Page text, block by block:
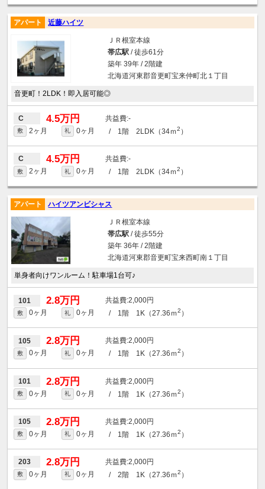
アパート 近藤ハイツ
ＪＲ根室本線
帯広駅/ 徒歩61分
築年 39年 / 2階建
北海道河東郡音更町宝来仲町北１丁目
音更町！2LDK！即入居可能◎
C 4.5万円 -
敷 2ヶ月 礼 0ヶ月 / 1階 2LDK（34ｍ2 ）
C 4.5万円 -
敷 2ヶ月 礼 0ヶ月 / 1階 2LDK（34ｍ2 ）
アパート ハイツアンビシャス
ＪＲ根室本線
帯広駅/ 徒歩55分
築年 36年 / 2階建
北海道河東郡音更町宝来西町南１丁目
単身者向けワンルーム！駐車場1台可♪
101 2.8万円 2,000円
敷 0ヶ月 礼 0ヶ月 / 1階 1K（27.36ｍ2 ）
105 2.8万円 2,000円
敷 0ヶ月 礼 0ヶ月 / 1階 1K（27.36ｍ2 ）
101 2.8万円 2,000円
敷 0ヶ月 礼 0ヶ月 / 1階 1K（27.36ｍ2 ）
105 2.8万円 2,000円
敷 0ヶ月 礼 0ヶ月 / 1階 1K（27.36ｍ2 ）
203 2.8万円 2,000円
敷 0ヶ月 礼 0ヶ月 / 2階 1K（27.36ｍ2 ）